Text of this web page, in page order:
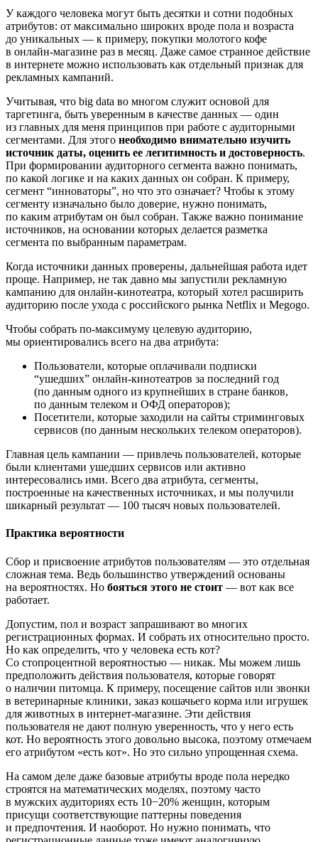
У каждого человека могут быть десятки и сотни подобных
атрибутов: от максимально широких вроде пола и возраста
до уникальных — к примеру, покупки молотого кофе
в онлайн-магазине раз в месяц. Даже самое странное действие
в интернете можно использовать как отдельный признак для
рекламных кампаний.
Учитывая, что big data во многом служит основой для
таргетинга, быть уверенным в качестве данных — один
из главных для меня принципов при работе с аудиторными
сегментами. Для этого необходимо внимательно изучить
источник даты, оценить ее легитимность и достоверность.
При формировании аудиторного сегмента важно понимать,
по какой логике и на каких данных он собран. К примеру,
сегмент “инноваторы”, но что это означает? Чтобы к этому
сегменту изначально было доверие, нужно понимать,
по каким атрибутам он был собран. Также важно понимание
источников, на основании которых делается разметка
сегмента по выбранным параметрам.
Когда источники данных проверены, дальнейшая работа идет
проще. Например, не так давно мы запустили рекламную
кампанию для онлайн-кинотеатра, который хотел расширить
аудиторию после ухода с российского рынка Netflix и Megogo.
Чтобы собрать по-максимуму целевую аудиторию,
мы ориентировались всего на два атрибута:
Пользователи, которые оплачивали подписки
“ушедших” онлайн-кинотеатров за последний год
(по данным одного из крупнейших в стране банков,
по данным телеком и ОФД операторов);
Посетители, которые заходили на сайты стриминговых
сервисов (по данным нескольких телеком операторов).
Главная цель кампании — привлечь пользователей, которые
были клиентами ушедших сервисов или активно
интересовались ими. Всего два атрибута, сегменты,
построенные на качественных источниках, и мы получили
шикарный результат — 100 тысяч новых пользователей.
Практика вероятности
Сбор и присвоение атрибутов пользователям — это отдельная
сложная тема. Ведь большинство утверждений основаны
на вероятностях. Но бояться этого не стоит — вот как все
работает.
Допустим, пол и возраст запрашивают во многих
регистрационных формах. И собрать их относительно просто.
Но как определить, что у человека есть кот?
Со стопроцентной вероятностью — никак. Мы можем лишь
предположить действия пользователя, которые говорят
о наличии питомца. К примеру, посещение сайтов или звонки
в ветеринарные клиники, заказ кошачьего корма или игрушек
для животных в интернет-магазине. Эти действия
пользователя не дают полную уверенность, что у него есть
кот. Но вероятность этого довольно высока, поэтому отмечаем
его атрибутом «есть кот». Но это сильно упрощенная схема.
На самом деле даже базовые атрибуты вроде пола нередко
строятся на математических моделях, поэтому часто
в мужских аудиториях есть 10−20% женщин, которым
присущи соответствующие паттерны поведения
и предпочтения. И наоборот. Но нужно понимать, что